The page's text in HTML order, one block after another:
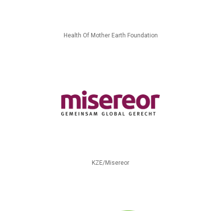
Health Of Mother Earth Foundation
KZE/Misereor